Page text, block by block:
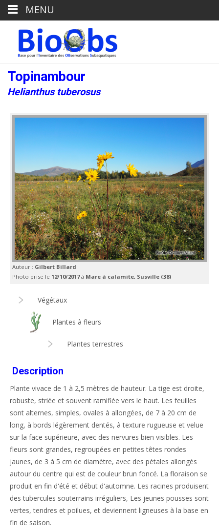
Topinambour
Helianthus tuberosus
Auteur : Gilbert Billard
Photo prise le 12/10/2017à Mare à calamite, Susville (38)
Végétaux
Plantes à fleurs
Plantes terrestres
Description
Plante vivace de 1 à 2,5 mètres de hauteur. La tige est droite,
robuste, striée et souvent ramifiée vers le haut. Les feuilles
sont alternes, simples, ovales à allongées, de 7 à 20 cm de
long, à bords légèrement dentés, à texture rugueuse et velue
sur la face supérieure, avec des nervures bien visibles. Les
fleurs sont grandes, regroupées en petites têtes rondes
jaunes, de 3 à 5 cm de diamètre, avec des pétales allongés
autour du centre qui est de couleur brun foncé. La floraison se
produit en fin d'été et début d'automne. Les racines produisent
des tubercules souterrains irréguliers, Les jeunes pousses sont
vertes, tendres et poilues, et deviennent ligneuses à la base en
fin de saison.
MENU